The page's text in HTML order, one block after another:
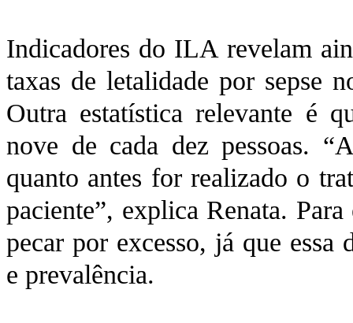
Indicadores do ILA revelam
taxas de letalidade por sepse
Outra estatística relevante é
nove de cada dez pessoas.
quanto antes for realizado o
paciente”, explica Renata.
pecar por excesso, já que essa
e prevalência.